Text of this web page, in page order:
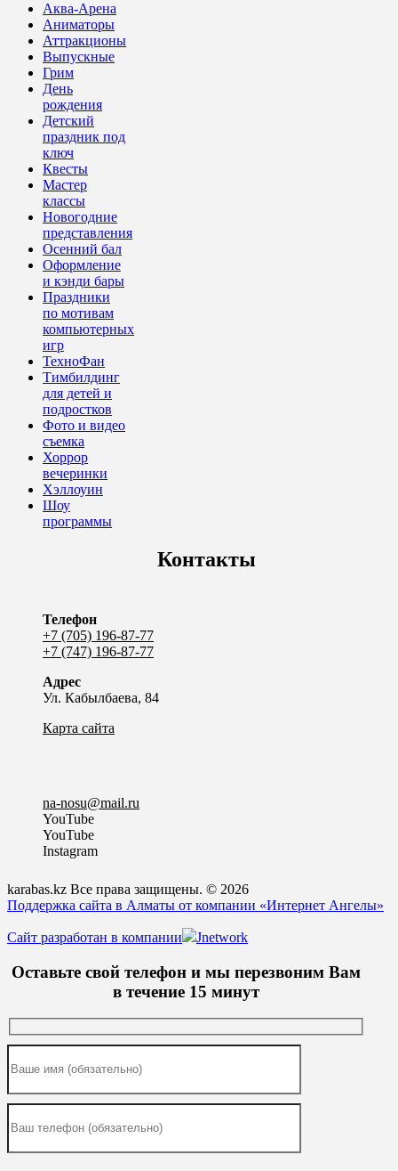
Аква-Арена
Аниматоры
Аттракционы
Выпускные
Грим
День
рождения
Детский
праздник под
ключ
Квесты
Мастер
классы
Новогодние
представления
Осенний бал
Оформление
и кэнди бары
Праздники
по мотивам
компьютерных
игр
ТехноФан
Тимбилдинг
для детей и
подростков
Фото и видео
съемка
Хоррор
вечеринки
Хэллоуин
Шоу
программы
Контакты
Телефон
+7 (705) 196-87-77
+7 (747) 196-87-77
Адрес
Ул. Кабылбаева, 84
Карта сайта
na-nosu@mail.ru
YouTube
YouTube
Instagram
karabas.kz Все права защищены. © 2026
Поддержка сайта в Алматы от компании «Интернет Ангелы»
Сайт разработан в компании Jnetwork
Оставьте свой телефон и мы перезвоним Вам
в течение 15 минут